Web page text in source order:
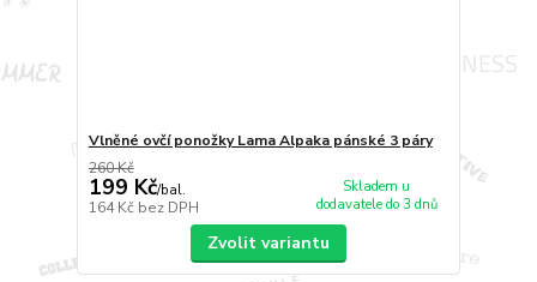
Vlněné ovčí ponožky Lama Alpaka pánské 3 páry
260 Kč
199 Kč/bal.
164 Kč bez DPH
Skladem u
dodavatele do 3 dnů
Zvolit variantu